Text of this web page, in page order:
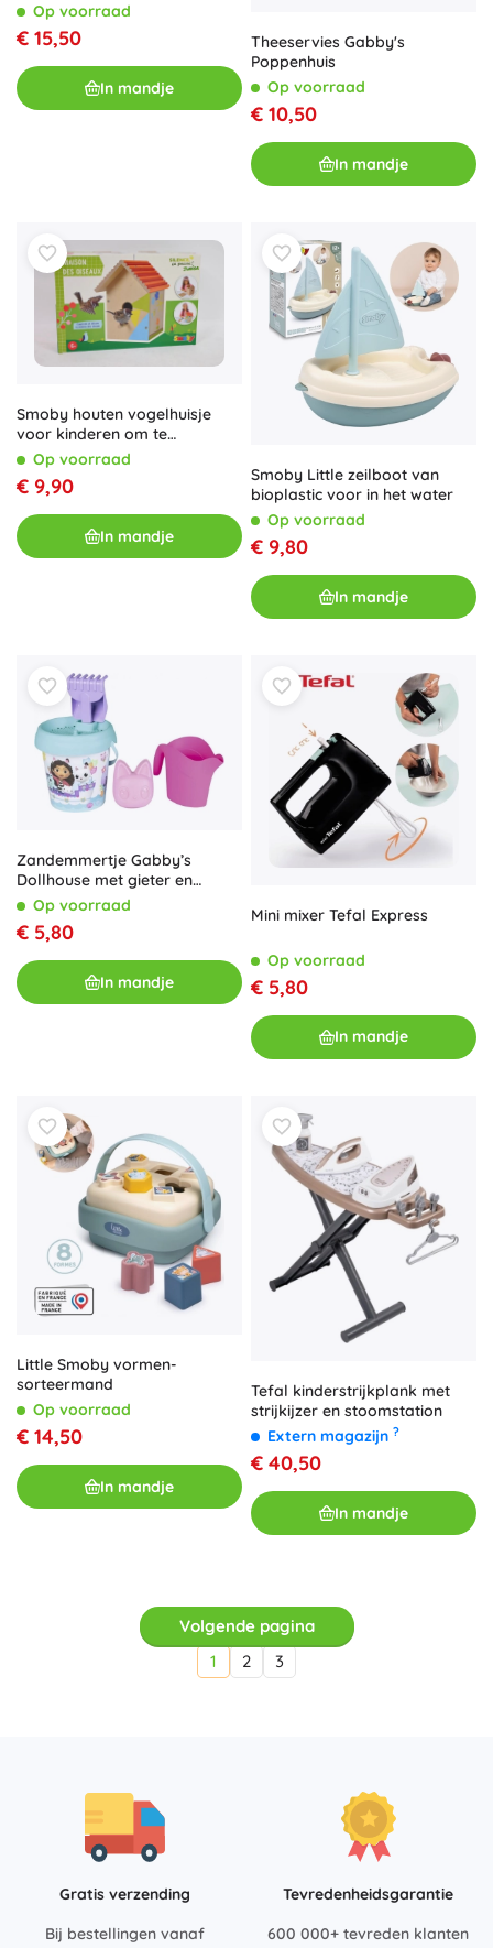
Op voorraad
€ 15,50
In mandje
Theeservies Gabby's
Poppenhuis
Op voorraad
€ 10,50
In mandje
Smoby houten vogelhuisje
voor kinderen om te
monteren en te schilderen
Op voorraad
€ 9,90
In mandje
Smoby Little zeilboot van
bioplastic voor in het water
Op voorraad
€ 9,80
In mandje
Zandemmertje Gabby’s
Dollhouse met gieter en
accessoires
Op voorraad
€ 5,80
In mandje
Mini mixer Tefal Express
Op voorraad
€ 5,80
In mandje
Little Smoby vormen-
sorteermand
Op voorraad
€ 14,50
In mandje
Tefal kinderstrijkplank met
strijkijzer en stoomstation
Extern magazijn ?
€ 40,50
In mandje
Volgende pagina
1
2 3
Gratis verzending
Bij bestellingen vanaf
Tevredenheidsgarantie
600 000+ tevreden klanten